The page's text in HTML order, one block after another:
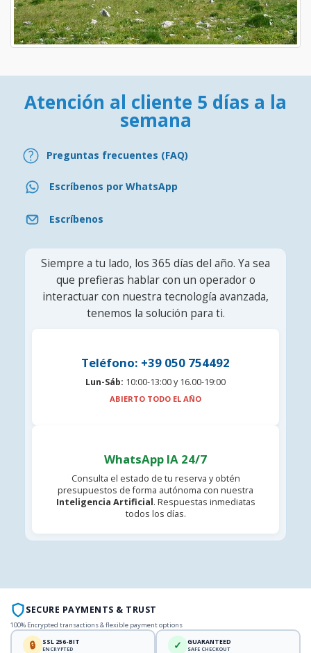
Atención al cliente 5 días a la
semana
Preguntas frecuentes (FAQ)
Escríbenos por WhatsApp
Escríbenos
Siempre a tu lado, los 365 días del año. Ya sea
que prefieras hablar con un operador o
interactuar con nuestra tecnología avanzada,
tenemos la solución para ti.
Teléfono: +39 050 754492
Lun-Sáb: 10:00-13:00 y 16.00-19:00
ABIERTO TODO EL AÑO
WhatsApp IA 24/7
Consulta el estado de tu reserva y obtén
presupuestos de forma autónoma con nuestra
Inteligencia Artificial. Respuestas inmediatas
todos los días.
SECURE PAYMENTS & TRUST
100% Encrypted transactions & flexible payment options
🔒 SSL 256-BIT
ENCRYPTED ✓ GUARANTEED
SAFE CHECKOUT